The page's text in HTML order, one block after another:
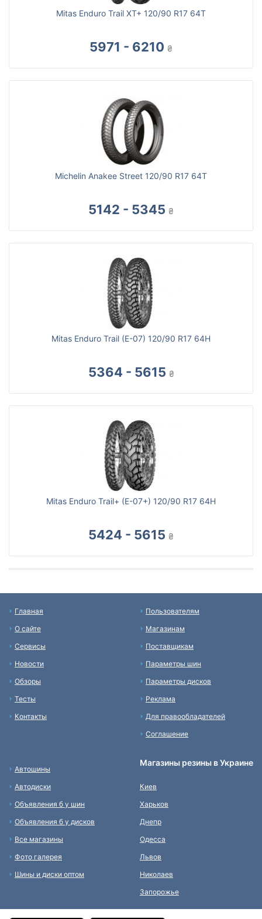
Mitas Enduro Trail XT+ 120/90 R17 64T
5971 - 6210 ₴
Michelin Anakee Street 120/90 R17 64T
5142 - 5345 ₴
Mitas Enduro Trail (E-07) 120/90 R17 64H
5364 - 5615 ₴
Mitas Enduro Trail+ (E-07+) 120/90 R17 64H
5424 - 5615 ₴
Главная
О сайте
Сервисы
Новости
Обзоры
Тесты
Контакты
Пользователям
Магазинам
Поставщикам
Параметры шин
Параметры дисков
Реклама
Для правообладателей
Соглашение
Автошины
Автодиски
Объявления б у шин
Объявления б у дисков
Все магазины
Фото галерея
Шины и диски оптом
Магазины резины в Украине
Киев
Харьков
Днепр
Одесса
Львов
Николаев
Запорожье